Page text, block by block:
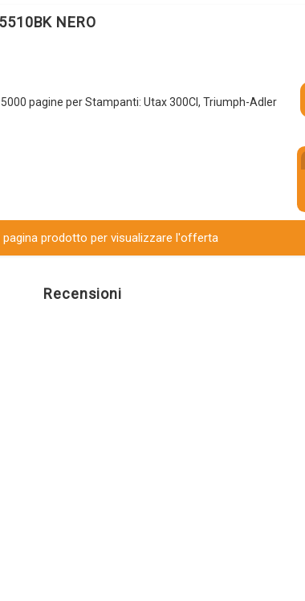
NERO
pagine per Stampanti: Utax 300CI, Triumph-Adler
prodotto per visualizzare l'offerta
Recensioni